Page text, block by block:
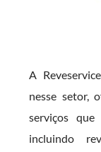
A
nesse setor,
serviços
incluindo